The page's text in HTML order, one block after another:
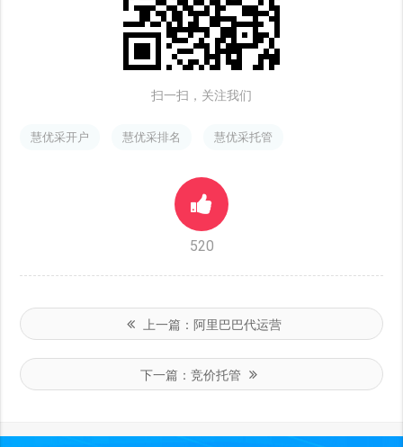
扫一扫，关注我们
慧优采开户 慧优采排名 慧优采托管
520
上一篇： 阿里巴巴代运营
下一篇：竞价托管